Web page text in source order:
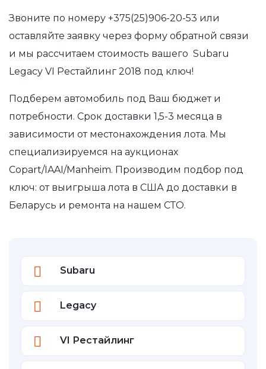
Звоните по номеру +375(25)906-20-53 или
оставляйте заявку через форму обратной связи
и мы рассчитаем стоимость вашего Subaru
Legacy VI Рестайлинг 2018 под ключ!
Подберем автомобиль под Ваш бюджет и
потребности. Срок доставки 1,5-3 месяца в
зависимости от местонахождения лота. Мы
специализируемся на аукционах
Copart/IAAI/Manheim. Производим подбор под
ключ: от выигрыша лота в США до доставки в
Беларусь и ремонта на нашем СТО.
Subaru
Legacy
VI Рестайлинг